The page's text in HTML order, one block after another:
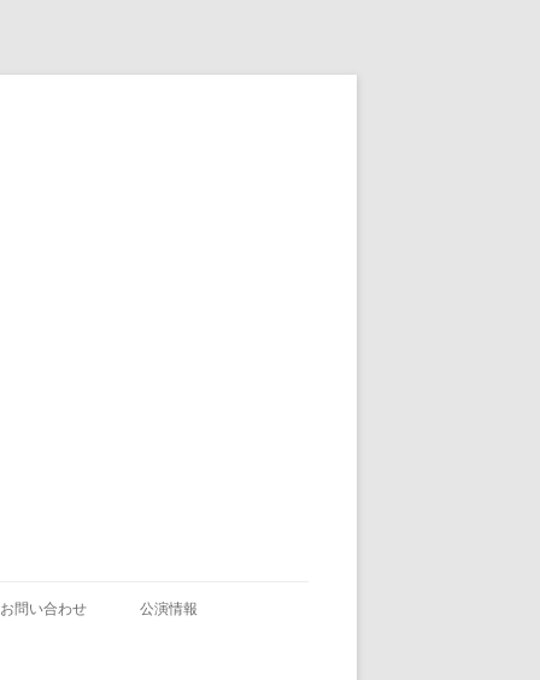
お問い合わせ 公演情報